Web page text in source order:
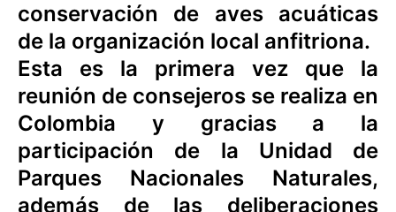
conservación de aves acuáticas
de la organización local anfitriona.
Esta es la primera vez que la
reunión de consejeros se realiza en
Colombia y gracias a la
participación de la Unidad de
Parques Nacionales Naturales,
además de las deliberaciones